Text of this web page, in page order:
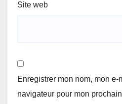
Site web
Enregistrer mon nom, mon
navigateur pour mon